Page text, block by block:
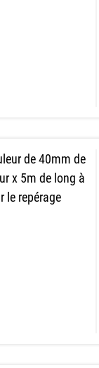
de 40mm de
x 5m de long à
le repérage